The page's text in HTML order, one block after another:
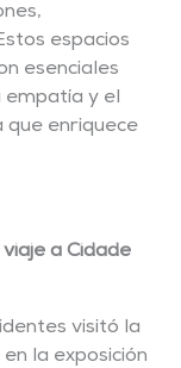
espacios
esenciales
y el
que enriquece
a Cidade
visitó la
la exposición